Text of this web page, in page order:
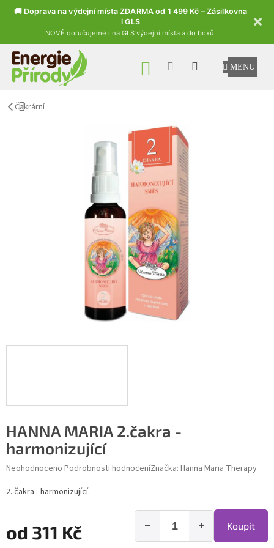
🚚 Doprava na výdejní místa ZDARMA od 1 499 Kč – Zásilkovna
i GLS
NOVĚ doručujeme i na GLS výdejní místa a do boxů.
Přejít na obsah
NÁKUPNÍ KOŠÍK
Čakrární
HANNA MARIA 2.čakra -
harmonizující
Průměrné hodnocení produktu je 0,0 z 5 hvězdiček.
Neohodnoceno Podrobnosti hodnoceníZnačka: Hanna Maria Therapy
2. čakra - harmonizující.
od 311 Kč +
− Koupit